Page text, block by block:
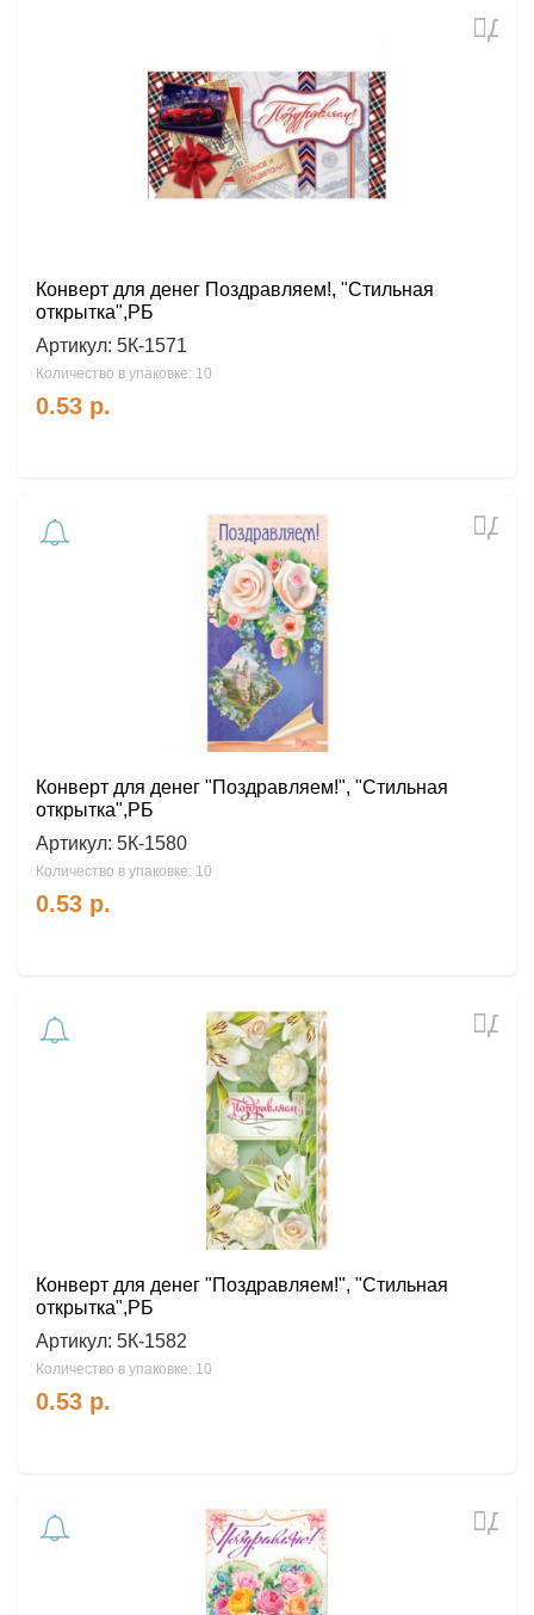
Конверт для денег Поздравляем!, "Стильная
открытка",РБ
Артикул: 5К-1571
Количество в упаковке: 10
0.53 р.
Конверт для денег "Поздравляем!", "Стильная
открытка",РБ
Артикул: 5К-1580
Количество в упаковке: 10
0.53 р.
Конверт для денег "Поздравляем!", "Стильная
открытка",РБ
Артикул: 5К-1582
Количество в упаковке: 10
0.53 р.